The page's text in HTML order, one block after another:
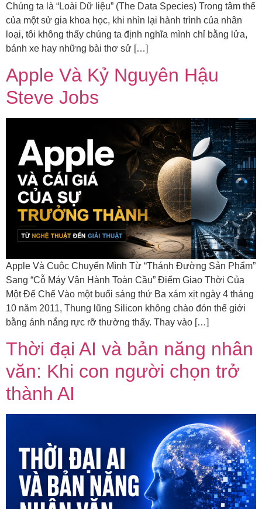
Chúng ta là “Loài Dữ liệu” (The Data Species) Trong tâm thế
của một sử gia khoa học, khi nhìn lại hành trình của nhân
loại, tôi không thấy chúng ta định nghĩa mình chỉ bằng lửa,
bánh xe hay những bài thơ sử […]
Apple Và Kỷ Nguyên Hậu
Steve Jobs
Apple Và Cuộc Chuyển Mình Từ “Thánh Đường Sản Phẩm”
Sang “Cỗ Máy Vận Hành Toàn Cầu” Điểm Giao Thời Của
Một Đế Chế Vào một buổi sáng thứ Ba xám xịt ngày 4 tháng
10 năm 2011, Thung lũng Silicon không chào đón thế giới
bằng ánh nắng rực rỡ thường thấy. Thay vào […]
Thời đại AI và bản năng nhân
văn: Khi con người chọn trở
thành AI